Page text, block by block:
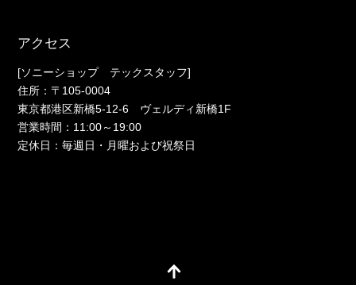
アクセス
[ソニーショップ テックスタッフ]
住所：〒105-0004
東京都港区新橋5-12-6 ヴェルディ新橋1F
営業時間：11:00～19:00
定休日：毎週日・月曜および祝祭日